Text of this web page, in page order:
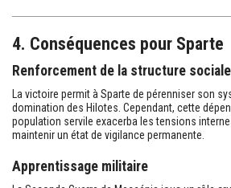
4. Conséquences pour Sparte
Renforcement de la structure sociale
La victoire permit à Sparte de pérenniser son
domination des Hilotes. Cependant, cette
population servile exacerba les tensions
maintenir un état de vigilance permanente.
Apprentissage militaire